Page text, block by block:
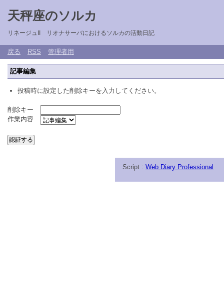
天秤座のソルカ
リネージュII リオナサーバにおけるソルカの活動日記
戻る RSS 管理者用
記事編集
投稿時に設定した削除キーを入力してください。
削除キー
作業内容
Script : Web Diary Professional